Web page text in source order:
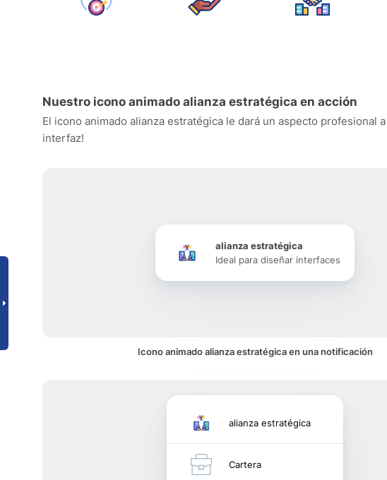
Nuestro icono animado alianza estratégica en acción
El icono animado alianza estratégica le dará un aspecto
interfaz!
alianza estratégica
Ideal para diseñar interfaces
Icono animado alianza estratégica en una notificación
alianza estratégica
Cartera